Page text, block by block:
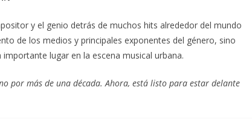
y el genio detrás de muchos hits alrededor del mundo
de los medios y principales exponentes del género, sino
lugar en la escena musical urbana.
por más de una década. Ahora, está listo para estar delante